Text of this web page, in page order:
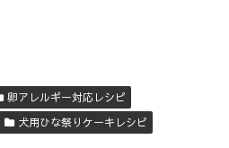
卵アレルギー対応レシピ
犬用ひな祭りケーキレシピ